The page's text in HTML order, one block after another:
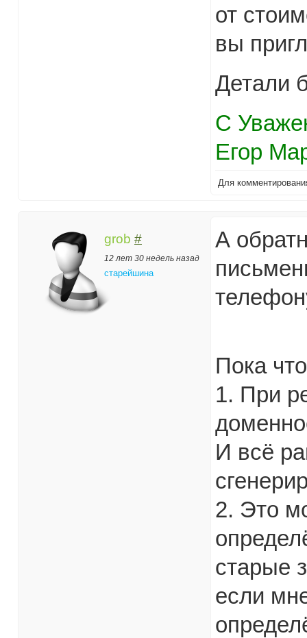
от
вы
Детали
С
Егор
Для
grob #
12 лет 30 недель назад
старейшина
А
Пока
1. При
И всё
2. Это
старые
если